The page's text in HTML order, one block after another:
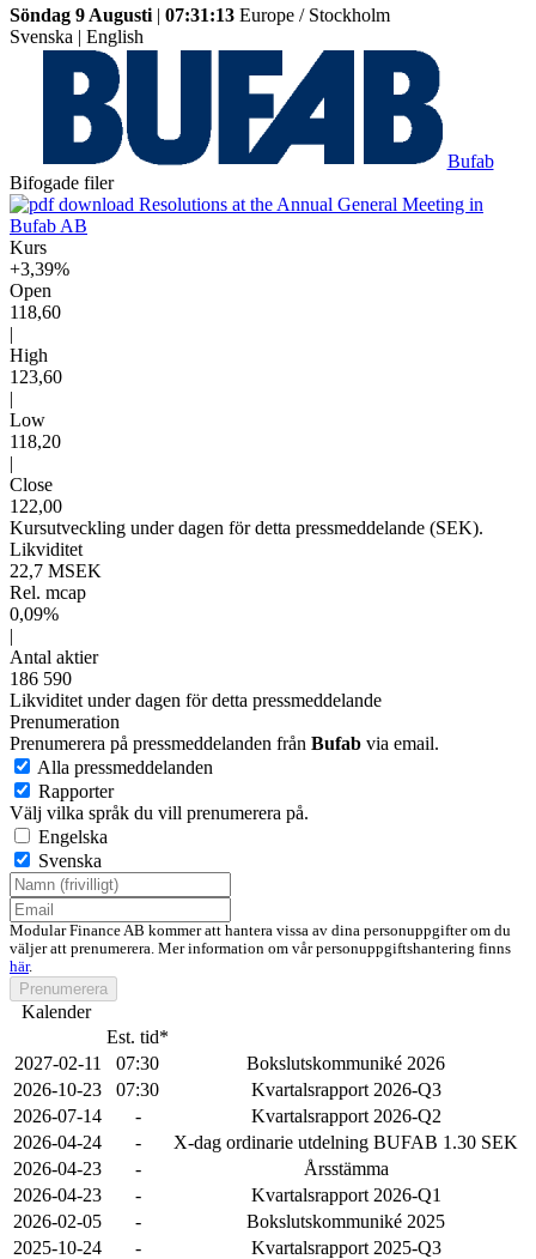
Söndag 9 Augusti | 07:31:13 Europe / Stockholm
Svenska | English
Bufab
Bifogade filer
Resolutions at the Annual General Meeting in
Bufab AB
Kurs
+3,39%
Open
118,60
|
High
123,60
|
Low
118,20
|
Close
122,00
Kursutveckling under dagen för detta pressmeddelande (SEK).
Likviditet
22,7 MSEK
Rel. mcap
0,09%
|
Antal aktier
186 590
Likviditet under dagen för detta pressmeddelande
Prenumeration
Prenumerera på pressmeddelanden från Bufab via email.
Alla pressmeddelanden
Rapporter
Välj vilka språk du vill prenumerera på.
Engelska
Svenska
Modular Finance AB kommer att hantera vissa av dina personuppgifter om du
väljer att prenumerera. Mer information om vår personuppgiftshantering finns
här.
Prenumerera
Kalender
Est. tid*
2027-02-11
07:30
Bokslutskommuniké 2026
2026-10-23
07:30
Kvartalsrapport 2026-Q3
2026-07-14
-
Kvartalsrapport 2026-Q2
2026-04-24
-
X-dag ordinarie utdelning BUFAB 1.30 SEK
2026-04-23
-
Årsstämma
2026-04-23
-
Kvartalsrapport 2026-Q1
2026-02-05
-
Bokslutskommuniké 2025
2025-10-24
-
Kvartalsrapport 2025-Q3